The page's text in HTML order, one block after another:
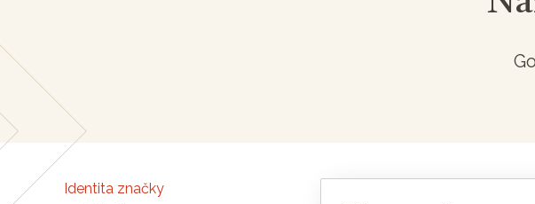
Identita značky